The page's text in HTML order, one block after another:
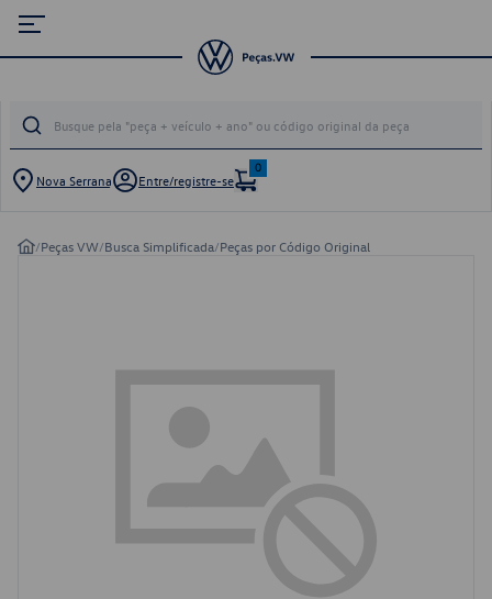
Nova Serrana Entre/registre-se
0
/Peças VW/Busca Simplificada/Peças por Código Original